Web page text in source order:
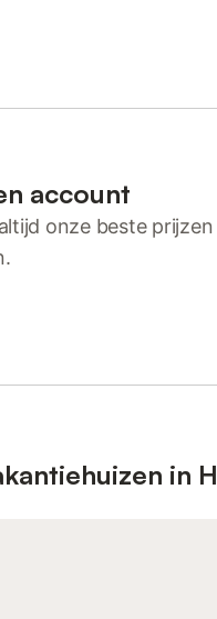
account
onze beste
in